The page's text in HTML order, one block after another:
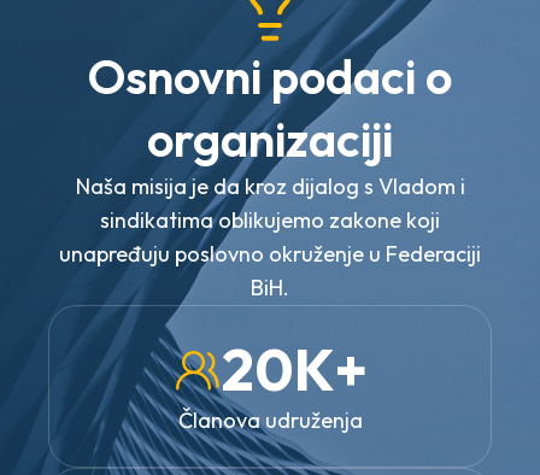
Osnovni podaci o
organizaciji
Naša misija je da kroz dijalog s Vladom i
sindikatima oblikujemo zakone koji
unapređuju poslovno okruženje u Federaciji
BiH.
20K+
Članova udruženja